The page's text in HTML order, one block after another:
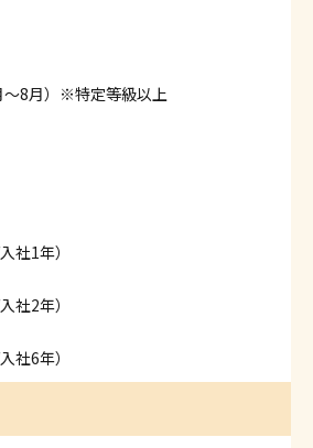
8月）※特定等級以上
社1年）
社2年）
社6年）